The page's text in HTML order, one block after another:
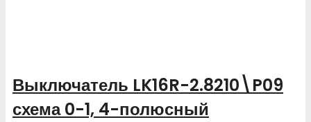
Выключатель LK16R-2.8210\P09
схема 0-1, 4-полюсный